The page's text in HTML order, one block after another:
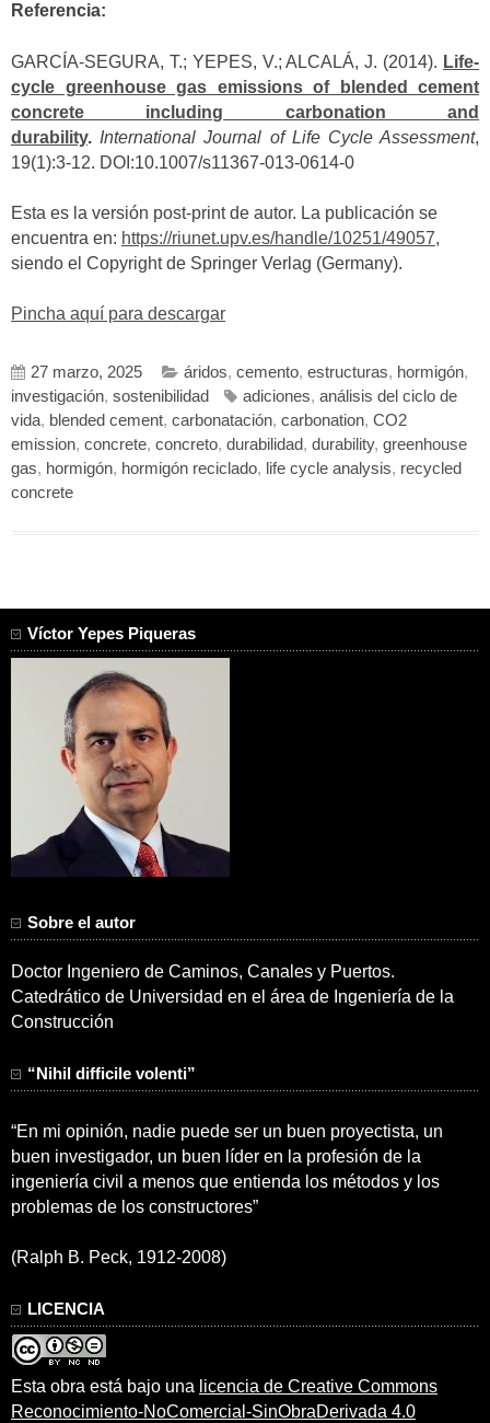
Referencia:
GARCÍA-SEGURA, T.; YEPES, V.; ALCALÁ, J. (2014). Life-
cycle greenhouse gas emissions of blended cement
concrete including carbonation and
durability. International Journal of Life Cycle Assessment,
19(1):3-12. DOI:10.1007/s11367-013-0614-0
Esta es la versión post-print de autor. La publicación se
encuentra en: https://riunet.upv.es/handle/10251/49057,
siendo el Copyright de Springer Verlag (Germany).
Pincha aquí para descargar
27 marzo, 2025 áridos, cemento, estructuras, hormigón,
investigación, sostenibilidad adiciones, análisis del ciclo de
vida, blended cement, carbonatación, carbonation, CO2
emission, concrete, concreto, durabilidad, durability, greenhouse
gas, hormigón, hormigón reciclado, life cycle analysis, recycled
concrete
Víctor Yepes Piqueras
Sobre el autor
Doctor Ingeniero de Caminos, Canales y Puertos.
Catedrático de Universidad en el área de Ingeniería de la
Construcción
“Nihil difficile volenti”
“En mi opinión, nadie puede ser un buen proyectista, un
buen investigador, un buen líder en la profesión de la
ingeniería civil a menos que entienda los métodos y los
problemas de los constructores”
(Ralph B. Peck, 1912-2008)
LICENCIA
Esta obra está bajo una licencia de Creative Commons
Reconocimiento-NoComercial-SinObraDerivada 4.0